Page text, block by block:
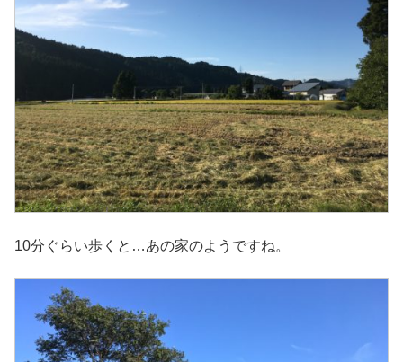
10分ぐらい歩くと…あの家のようですね。